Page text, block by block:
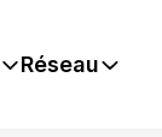
Réseau